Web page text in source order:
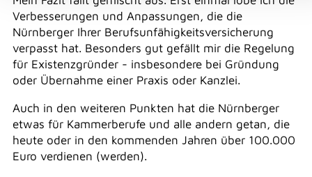
Verbesserungen und Anpassungen, die die
Nürnberger Ihrer Berufsunfähigkeitsversicherung
verpasst hat. Besonders gut gefällt mir die Regelung
für Existenzgründer - insbesondere bei Gründung
oder Übernahme einer Praxis oder Kanzlei.
Auch in den weiteren Punkten hat die Nürnberger
etwas für Kammerberufe und alle andern getan, die
heute oder in den kommenden Jahren über 100.000
Euro verdienen (werden).